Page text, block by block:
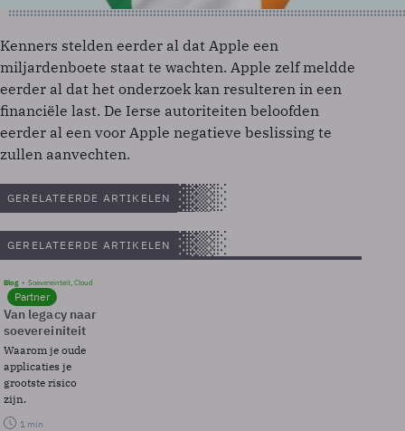
Kenners stelden eerder al dat Apple een
miljardenboete staat te wachten. Apple zelf meldde
eerder al dat het onderzoek kan resulteren in een
financiële last. De Ierse autoriteiten beloofden
eerder al een voor Apple negatieve beslissing te
zullen aanvechten.
GERELATEERDE ARTIKELEN
GERELATEERDE ARTIKELEN
Blog Soevereinteit, Cloud
Partner
Van legacy naar
soevereiniteit
Waarom je oude
applicaties je
grootste risico
zijn.
1 min